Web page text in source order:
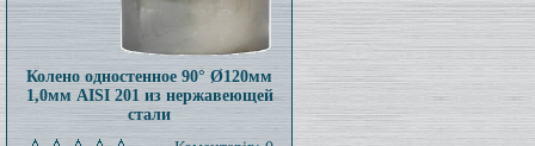
Колено одностенное 90° Ø120мм
1,0мм AISI 201 из нержавеющей
стали